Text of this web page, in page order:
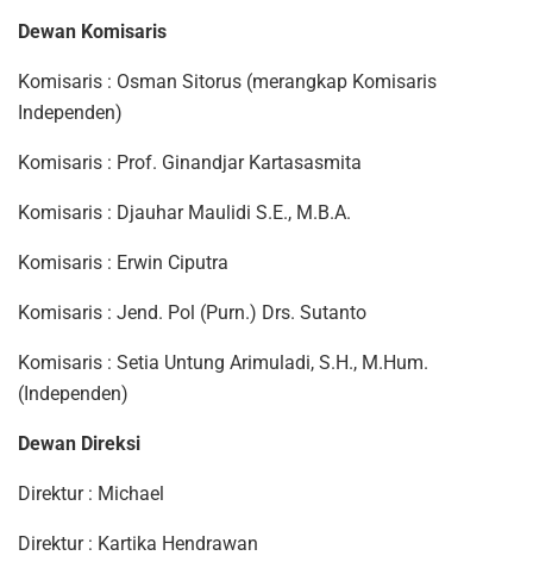
Dewan Komisaris
Komisaris : Osman Sitorus (merangkap Komisaris
Independen)
Komisaris : Prof. Ginandjar Kartasasmita
Komisaris : Djauhar Maulidi S.E., M.B.A.
Komisaris : Erwin Ciputra
Komisaris : Jend. Pol (Purn.) Drs. Sutanto
Komisaris : Setia Untung Arimuladi, S.H., M.Hum.
(Independen)
Dewan Direksi
Direktur : Michael
Direktur : Kartika Hendrawan